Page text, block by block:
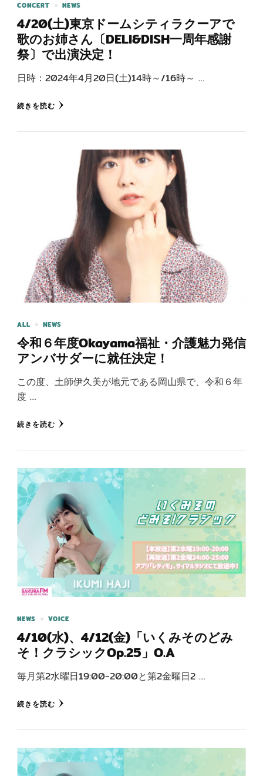
CONCERT NEWS
4/20(土)東京ドームシティラクーアで
歌のお姉さん〔DELI&DISH一周年感謝
祭〕で出演決定！
日時：2024年4月20日(土)14時～/16時～ …
続きを読む
ALL NEWS
令和６年度Okayama福祉・介護魅力発信
アンバサダーに就任決定！
この度、土師伊久美が地元である岡山県で、令和６年
度 …
続きを読む
NEWS VOICE
4/10(水)、4/12(金)「いくみそのどみ
そ！クラシックOp.25」O.A
毎月第2水曜日19:00-20:00と第2金曜日2 …
続きを読む